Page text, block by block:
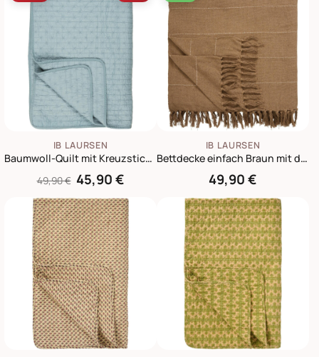
IB LAURSEN
Baumwoll-Quilt mit Kreuzstichen
49,90 € 45,90 €
IB LAURSEN
Bettdecke einfach Braun mit dünnen Streifen
49,90 €